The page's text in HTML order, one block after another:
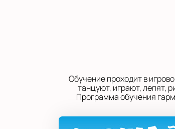
Обучение проходит в
танцуют, играют, лепят,
Программа обучения